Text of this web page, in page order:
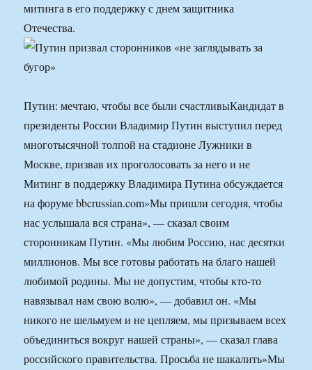
митинга в его поддержку с днем защитника
Отечества.
Путин: мечтаю, чтобы все были счастливыКандидат в
президенты России Владимир Путин выступил перед
многотысячной толпой на стадионе Лужники в
Москве, призвав их проголосовать за него и не
Митинг в поддержку Владимира Путина обсуждается
на форуме bbcrussian.com»Мы пришли сегодня, чтобы
нас услышала вся страна», — сказал своим
сторонникам Путин. «Мы любим Россию, нас десятки
миллионов. Мы все готовы работать на благо нашей
любимой родины. Мы не допустим, чтобы кто-то
навязывал нам свою волю», — добавил он. «Мы
никого не шельмуем и не цепляем, мы призываем всех
объединиться вокруг нашей страны», — сказал глава
российского правительства. Просьба не шакалить»Мы